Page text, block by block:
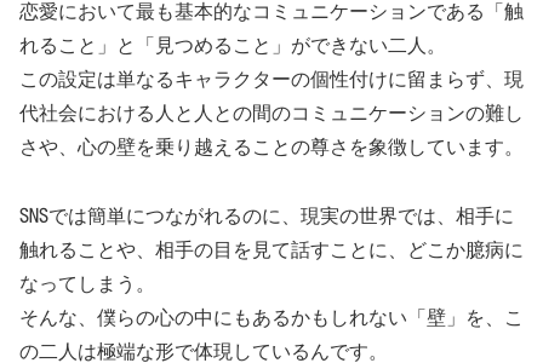
恋愛において最も基本的なコミュニケーションである「触
れること」と「見つめること」ができない二人。
この設定は単なるキャラクターの個性付けに留まらず、現
代社会における人と人との間のコミュニケーションの難し
さや、心の壁を乗り越えることの尊さを象徴しています。
SNSでは簡単につながれるのに、現実の世界では、相手に
触れることや、相手の目を見て話すことに、どこか臆病に
なってしまう。
そんな、僕らの心の中にもあるかもしれない「壁」を、こ
の二人は極端な形で体現しているんです。